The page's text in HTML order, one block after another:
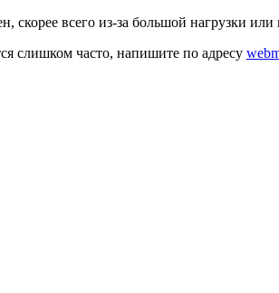
скорее всего из-за большой нагрузки
слишком часто, напишите по адресу